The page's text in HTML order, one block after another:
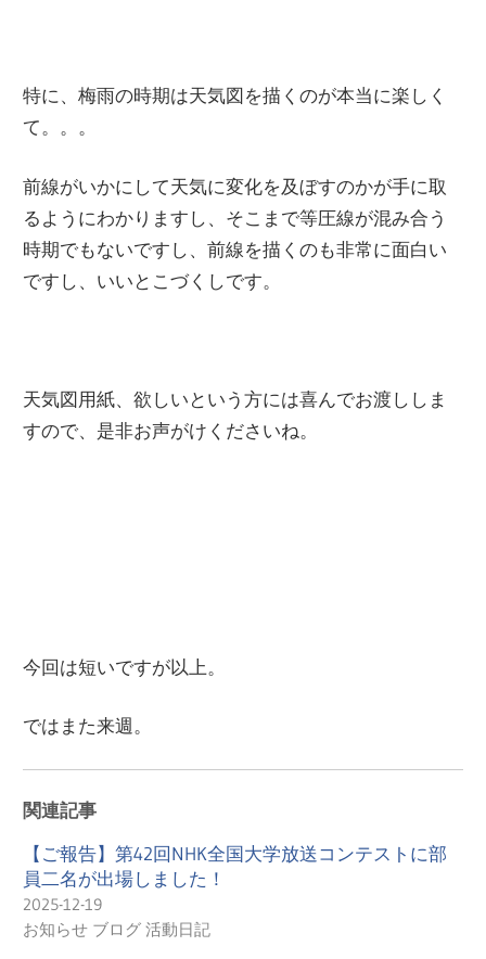
特に、梅雨の時期は天気図を描くのが本当に楽しく
て。。。
前線がいかにして天気に変化を及ぼすのかが手に取
るようにわかりますし、そこまで等圧線が混み合う
時期でもないですし、前線を描くのも非常に面白い
ですし、いいとこづくしです。
天気図用紙、欲しいという方には喜んでお渡ししま
すので、是非お声がけくださいね。
今回は短いですが以上。
ではまた来週。
関連記事
【ご報告】第42回NHK全国大学放送コンテストに部
員二名が出場しました！
2025-12-19
お知らせ ブログ 活動日記